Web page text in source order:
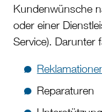
Kundenwünsche
oder einer
Service). Darunter
Reparaturen